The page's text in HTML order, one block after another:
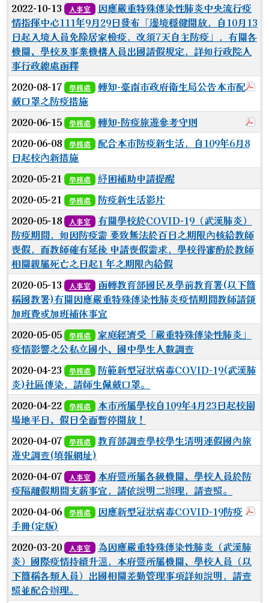
2022-10-13
人事室
因應嚴重特殊傳染性肺炎中央流行疫
情指揮中心111年9月29日發布「邊境穩健開放，自10月13
日起入境人員免除居家檢疫，改須7天自主防疫」，有關各
機關、學校及事業機構人員出國請假規定，詳如行政院人
事行政總處函釋
2020-08-17 學務處
轉知-臺南市政府衛生局公告本市配
戴口罩之防疫措施
2020-06-15 學務處
轉知-防疫旅遊參考守則
2020-06-08
學務處
配合本市防疫新生活，自109年6月8
日起校內新措施
2020-05-21
學務處
紓困補助申請提醒
2020-05-21
學務處
防疫新生活影片
2020-05-18
人事室
有關學校於COVID-19（武漢肺炎）
防疫期間，如因防疫需 要致無法於百日之期限內核給教師
喪假，而教師確有延後 申請喪假需求，學校得審酌於教師
相關親屬死亡之日起1 年之期限內給假
2020-05-13
人事室
函轉教育部國民及學前教育署(以下簡
稱國教署)有關因應嚴重特殊傳染性肺炎疫情期間教師請領
加班費或加班補休事宜
2020-05-05
學務處
家庭經濟受「嚴重特殊傳染性肺炎」
疫情影響之公私立國小、國中學生人數調查
2020-04-23
學務處
防範新型冠狀病毒COVID-19(武漢肺
炎)社區傳染，請師生佩戴口罩。
2020-04-22
學務處
本市所屬學校自109年4月23日起校園
場地平日、假日全面暫停開放！
2020-04-07
學務處
教育部調查學校學生清明連假國內旅
遊史調查(填報網址)
2020-04-07
人事室
本府暨所屬各級機關、學校人員於防
疫隔離假期間支薪事宜，請依說明二辦理，請查照。
2020-04-06 學務處
因應新型冠狀病毒COVID-19防疫
手冊(定版)
2020-03-20
人事室
為因應嚴重特殊傳染性肺炎（武漢肺
炎）國際疫情持續升溫，本府暨所屬機關、學校人員（以
下簡稱各類人員）出國相關差勤管理事項詳如說明，請查
照並配合辦理。